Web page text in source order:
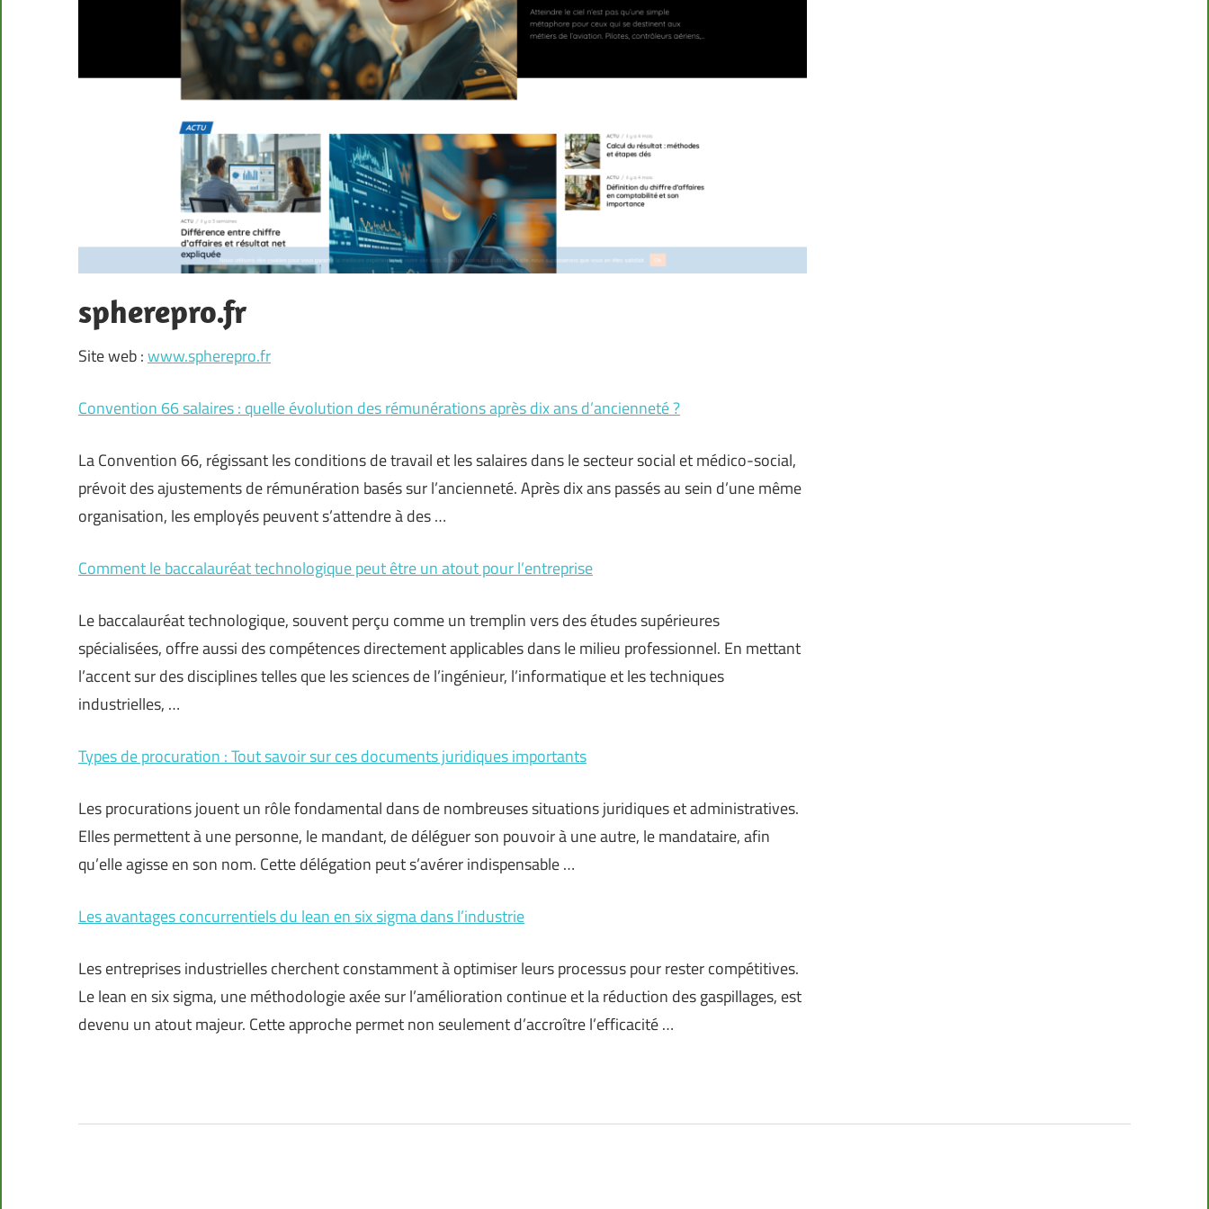
spherepro.fr
Site web :www.spherepro.fr
Convention 66 salaires : quelle évolution des rémunérations après dix ans d’ancienneté ?
La Convention 66, régissant les conditions de travail et les salaires dans le secteur social et médico-social,
prévoit des ajustements de rémunération basés sur l’ancienneté. Après dix ans passés au sein d’une même
organisation, les employés peuvent s’attendre à des …
Comment le baccalauréat technologique peut être un atout pour l’entreprise
Le baccalauréat technologique, souvent perçu comme un tremplin vers des études supérieures
spécialisées, offre aussi des compétences directement applicables dans le milieu professionnel. En mettant
l’accent sur des disciplines telles que les sciences de l’ingénieur, l’informatique et les techniques
industrielles, …
Types de procuration : Tout savoir sur ces documents juridiques importants
Les procurations jouent un rôle fondamental dans de nombreuses situations juridiques et administratives.
Elles permettent à une personne, le mandant, de déléguer son pouvoir à une autre, le mandataire, afin
qu’elle agisse en son nom. Cette délégation peut s’avérer indispensable …
Les avantages concurrentiels du lean en six sigma dans l’industrie
Les entreprises industrielles cherchent constamment à optimiser leurs processus pour rester compétitives.
Le lean en six sigma, une méthodologie axée sur l’amélioration continue et la réduction des gaspillages, est
devenu un atout majeur. Cette approche permet non seulement d’accroître l’efficacité …